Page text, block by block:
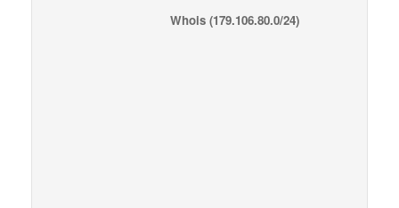
Whois (179.106.80.0/24)